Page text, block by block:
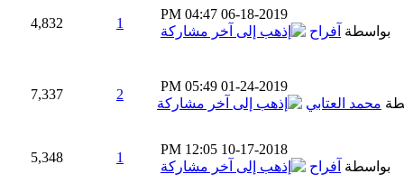
06-18-2019
04:47 PM
بواسطة آفراح
1
4,832
01-24-2019
05:49 PM
محمد العتابي
2
7,337
10-17-2018
12:05 PM
بواسطة آفراح
1
5,348